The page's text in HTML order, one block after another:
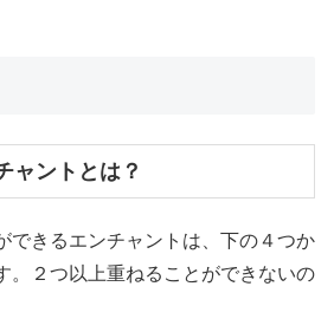
ャントとは？
きるエンチャントは、下の４つか
。２つ以上重ねることができないの